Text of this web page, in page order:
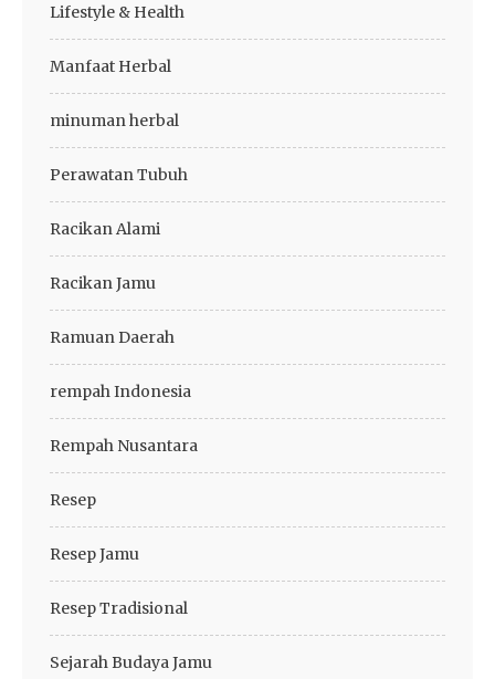
Lifestyle & Health
Manfaat Herbal
minuman herbal
Perawatan Tubuh
Racikan Alami
Racikan Jamu
Ramuan Daerah
rempah Indonesia
Rempah Nusantara
Resep
Resep Jamu
Resep Tradisional
Sejarah Budaya Jamu